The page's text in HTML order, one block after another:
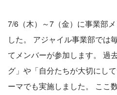
7/6（木）～7（金）に事業部
した。 アジャイル事業部では
てメンバーが参加します。 過
グ」や「自分たちが大切にし
ーマでも実施しました。 ここ